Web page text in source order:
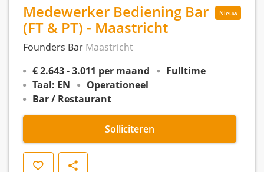
Nieuw
Medewerker Bediening Bar
(FT & PT) - Maastricht
Founders Bar Maastricht
€ 2.643 - 3.011 per maand
Fulltime
Taal: EN
Operationeel
Bar / Restaurant
Solliciteren
Opslaan Delen